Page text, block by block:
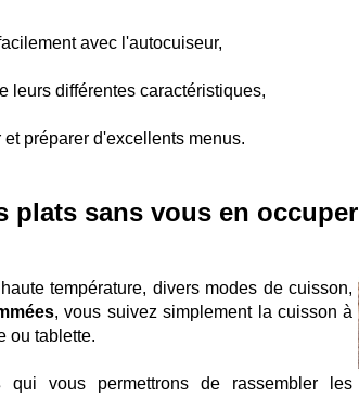
avec l'autocuiseur,
leurs différentes caractéristiques,
préparer d'excellents menus.
plats sans vous en occuper
température, divers modes de cuisson,
, vous suivez simplement la cuisson à
ou tablette.
qui vous permettrons de rassembler les